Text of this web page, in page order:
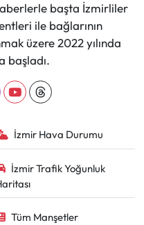
başta İzmirliler
ile bağlarının
üzere 2022 yılında
başladı.
İzmir Hava Durumu
İzmir Trafik Yoğunluk
Tüm Manşetler